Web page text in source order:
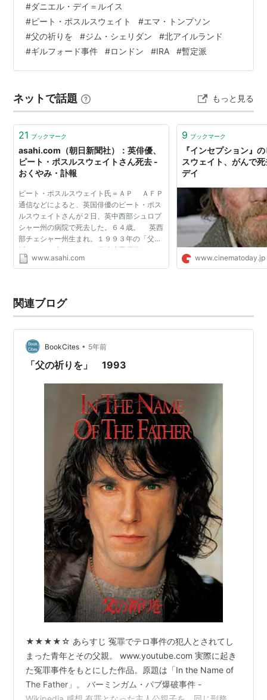
アリス・イン・ワンダーランド／不思議の国のアリ
ス（1999）＜TVM＞
アニマルファーム （1999）＜TVM＞ 声の出演
マイ・スウィート・シェフィールド（1998）
ブルート（1998）
ロスト・ワールド／ジュラシック・パーク（1997）
アミスタッド（1997）
悪魔のくちづけ（1997）
ドラゴンハート
（1996）
ジャイアント・ピーチ（1996） 声の出演
ロミオ＆ジュリエット
ブラス！（1996）
クライムタイム（1996）
ドリームゴール（1995）＜未＞
（1994）＜未＞
マーティン・チャズルウィッツ
（1994）＜TV＞
炎の英雄 シャープ
ユージュアル・サスペクツ（1995）
父の祈りを（1993）
エイリアン3（1992）
スプリット・セカンド（1992）
ラスト・オブ・モヒカン（1992）
（1992）＜未＞
（1990）
遠い声、静かな暮し（1988）
デュエリスト／決闘者（1977）
ワルシャワの悲劇／神父暗殺（1988）＜未＞
最強最後の晩餐（1984）＜未＞
アカデミー賞
候補
父の祈りを（1993）助演男優賞
いう地名ひとつとってもそうで、ぼくには北アイルラン
ドの中心都市としかおもえないんだけど、北アイルラン
ド問題の核ともいえる都市という認識は当事者じゃない
とわからない。 そんな背景をもった映画がこの『父の祈
りを』で、最初に掲げたとおり、1974年に生起したロン
#ダニエル・デイ＝ルイス
#ピート・ポスルスウェイト #エマ・トンプソン
#父の祈りを #ジム・シェリダン #北アイルランド
#ギルフォード事件 #ロンドン #IRA #暫定派
ネットで話題 もっと見る
21 ブックマーク
asahi.com（朝日新聞社）：英俳優、
ピート・ポスルスウェイトさん死去 -
おくやみ・訃報
ピート・ポスルスウェイト氏＝ＡＰ ＡＦＰ
通信などによると、英国俳優のピート・ポス
ルスウェイトさんが２日、英中西部シュロプ
シャー州の病院で死去した。６４歳。 英西
部チェシャー州生まれ。１９９３年の「父の
祈りを」で米アカデミー賞助演男優賞にノミ
ネートされるなど、確かな演技力で知られ
www.asahi.com
9 ブックマーク
『インセプション』
スウェイト、がんで
デイ
www.cinematoday.jp
関連ブログ
BookCites • 5年前
「父の祈りを」 1993
★★★★☆ あらすじ 冤罪でテロ事件の犯人とされてし
まった青年とその父親。 www.youtube.com 実際に起き
た冤罪事件をもとにした作品。原題は「In the Name of
The Father」。 バーミンガム・パブ爆破事件 -